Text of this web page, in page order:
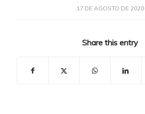
17 DE AGOSTO DE 2020
Share this entry